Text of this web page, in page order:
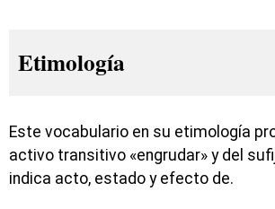
Etimología
Este vocabulario en su etimología
activo transitivo «engrudar» y del
indica acto, estado y efecto de.